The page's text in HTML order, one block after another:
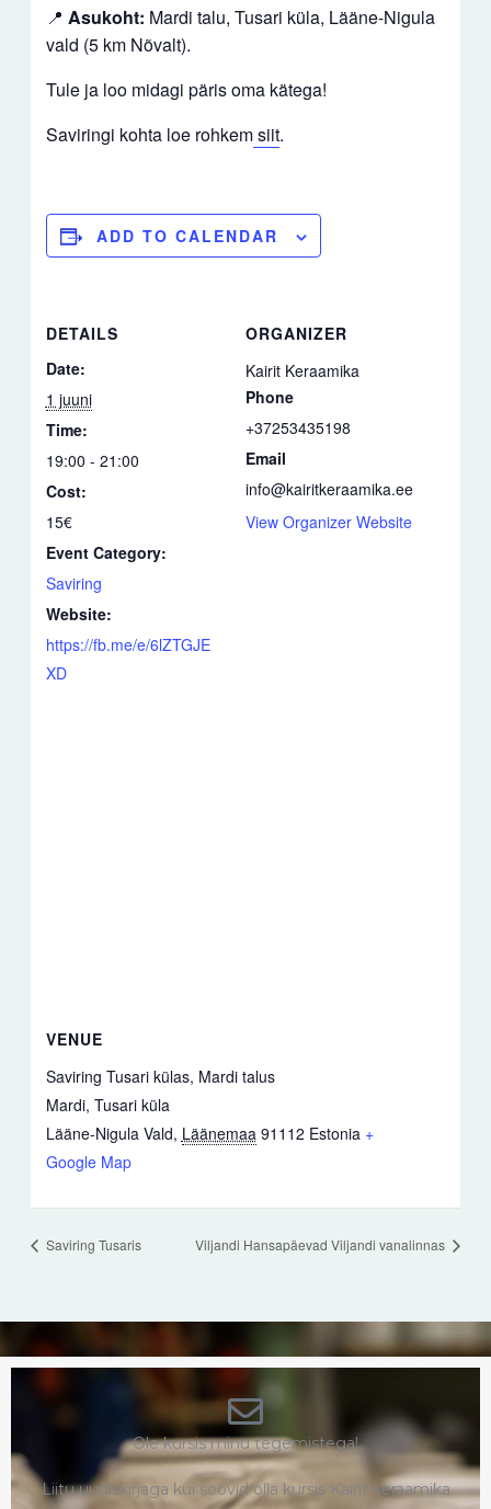
📍 Asukoht: Mardi talu, Tusari küla, Lääne-Nigula
vald (5 km Nõvalt).
Tule ja loo midagi päris oma kätega!
Saviringi kohta loe rohkemsiit.
ADD TO CALENDAR
DETAILS
Date:
1 juuni
Time:
19:00 - 21:00
Cost:
15€
Event Category:
Saviring
Website:
https://fb.me/e/6lZTGJE
XD
ORGANIZER
Kairit Keraamika
Phone
+37253435198
Email
info@kairitkeraamika.ee
View Organizer Website
VENUE
Saviring Tusari külas, Mardi talus
Mardi, Tusari küla
Lääne-Nigula Vald, Läänemaa 91112 Estonia +
Google Map
Saviring Tusaris Viljandi Hansapäevad Viljandi vanalinnas
Ole kursis minu tegemistega!
Liitu uudiskirjaga kui soovid olla kursis Kairit keraamika